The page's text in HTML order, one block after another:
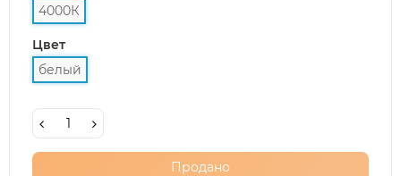
4000К
Цвет
белый
Продано